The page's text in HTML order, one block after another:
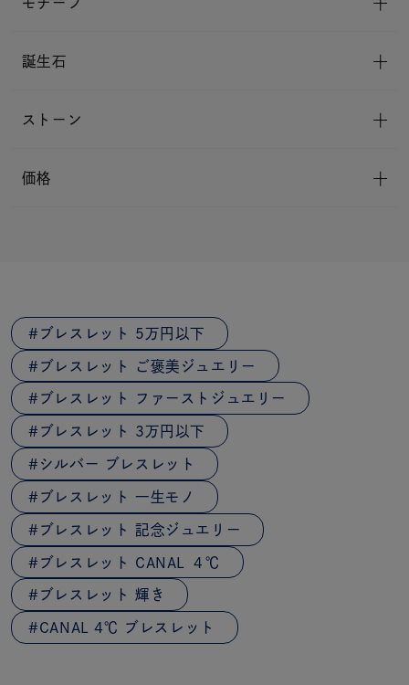
モチーフ
誕生石
ストーン
価格
ブレスレット 5万円以下
ブレスレット ご褒美ジュエリー
ブレスレット ファーストジュエリー
ブレスレット 3万円以下
シルバー ブレスレット
ブレスレット 一生モノ
ブレスレット 記念ジュエリー
ブレスレット CANAL ４℃
ブレスレット 輝き
CANAL 4℃ ブレスレット